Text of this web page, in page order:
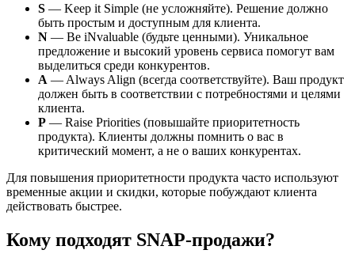
S — Keep it Simple (не усложняйте). Решение должно
быть простым и доступным для клиента.
N — Be iNvaluable (будьте ценными). Уникальное
предложение и высокий уровень сервиса помогут вам
выделиться среди конкурентов.
A — Always Align (всегда соответствуйте). Ваш продукт
должен быть в соответствии с потребностями и целями
клиента.
P — Raise Priorities (повышайте приоритетность
продукта). Клиенты должны помнить о вас в
критический момент, а не о ваших конкурентах.
Для повышения приоритетности продукта часто используют
временные акции и скидки, которые побуждают клиента
действовать быстрее.
Кому подходят SNAP-продажи?